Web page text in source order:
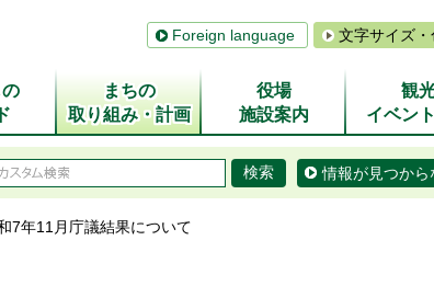
Foreign language 文字サイズ
の
まちの
取り組み・計画
役場
施設案内
観
イベン
情報が見つから
7年11月庁議結果について